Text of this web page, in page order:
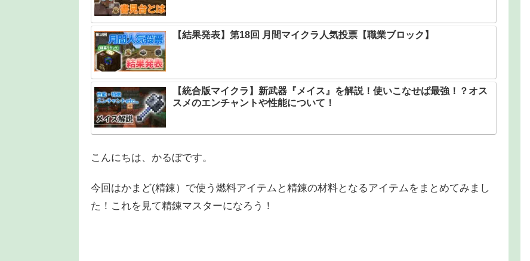
【結果発表】第18回 月間マイクラ人気投票【職業ブロック】
【統合版マイクラ】新武器『メイス』を解説！使いこなせば最強！？オス
スメのエンチャントや性能について！
こんにちは、かるぼです。
今回はかまど(精錬）で使う燃料アイテムと精錬の材料となるアイテムをまとめてみまし
た！これを見て精錬マスターになろう！